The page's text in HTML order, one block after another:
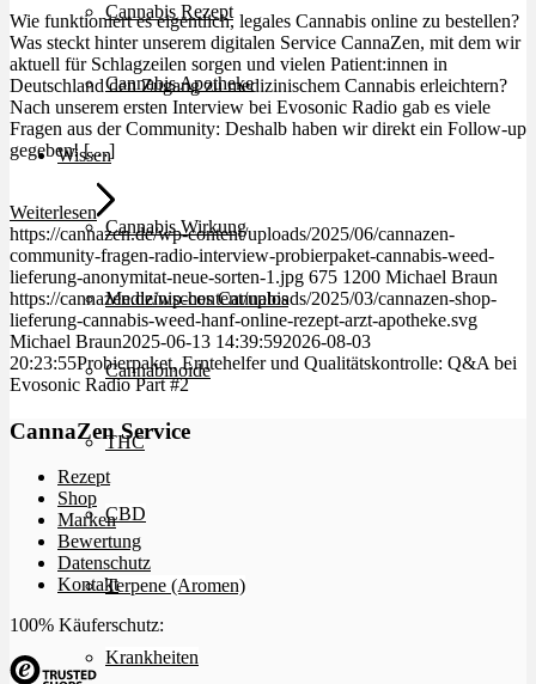
Cannabis Rezept
Cannabis Apotheke
Wissen
Cannabis Wirkung
Medizinisches Cannabis
Cannabinoide
THC
CBD
Terpene (Aromen)
Krankheiten
Wie funktioniert es eigentlich, legales Cannabis online zu bestellen?
Was steckt hinter unserem digitalen Service CannaZen, mit dem wir
aktuell für Schlagzeilen sorgen und vielen Patient:innen in
Deutschland den Zugang zu medizinischem Cannabis erleichtern?
Nach unserem ersten Interview bei Evosonic Radio gab es viele
Fragen aus der Community: Deshalb haben wir direkt ein Follow-up
gegeben! […]
Weiterlesen
https://cannazen.de/wp-content/uploads/2025/06/cannazen-
community-fragen-radio-interview-probierpaket-cannabis-weed-
lieferung-anonymitat-neue-sorten-1.jpg 675 1200 Michael Braun
https://cannazen.de/wp-content/uploads/2025/03/cannazen-shop-
lieferung-cannabis-weed-hanf-online-rezept-arzt-apotheke.svg
Michael Braun2025-06-13 14:39:592026-08-03
20:23:55Probierpaket, Erntehelfer und Qualitätskontrolle: Q&A bei
Evosonic Radio Part #2
CannaZen Service
Rezept
Shop
Marken
Bewertung
Datenschutz
Kontakt
100% Käuferschutz: